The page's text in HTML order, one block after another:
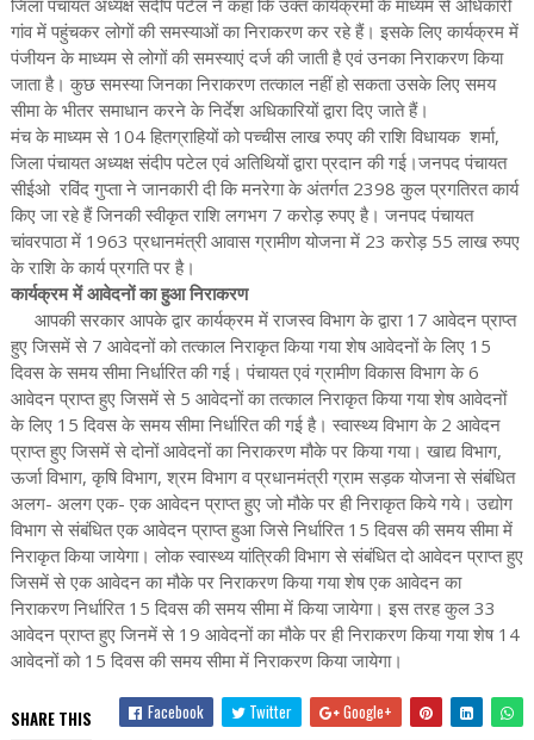
गांव में पहुंचकर लोगों की समस्याओं का निराकरण कर रहे हैं। इसके लिए कार्यक्रम में
पंजीयन के माध्यम से लोगों की समस्याएं दर्ज की जाती है एवं उनका निराकरण किया
जाता है। कुछ समस्या जिनका निराकरण तत्काल नहीं हो सकता उसके लिए समय
सीमा के भीतर समाधान करने के निर्देश अधिकारियों द्वारा दिए जाते हैं।
मंच के माध्यम से 104 हितग्राहियों को पच्चीस लाख रुपए की राशि विधायक शर्मा,
जिला पंचायत अध्यक्ष संदीप पटेल एवं अतिथियों द्वारा प्रदान की गई।जनपद पंचायत
सीईओ रविंद गुप्ता ने जानकारी दी कि मनरेगा के अंतर्गत 2398 कुल प्रगतिरत कार्य
किए जा रहे हैं जिनकी स्वीकृत राशि लगभग 7 करोड़ रुपए है। जनपद पंचायत
चांवरपाठा में 1963 प्रधानमंत्री आवास ग्रामीण योजना में 23 करोड़ 55 लाख रुपए
के राशि के कार्य प्रगति पर है।
कार्यक्रम में आवेदनों का हुआ निराकरण
आपकी सरकार आपके द्वार कार्यक्रम में राजस्व विभाग के द्वारा 17 आवेदन प्राप्त
हुए जिसमें से 7 आवेदनों को तत्काल निराकृत किया गया शेष आवेदनों के लिए 15
दिवस के समय सीमा निर्धारित की गई। पंचायत एवं ग्रामीण विकास विभाग के 6
आवेदन प्राप्त हुए जिसमें से 5 आवेदनों का तत्काल निराकृत किया गया शेष आवेदनों
के लिए 15 दिवस के समय सीमा निर्धारित की गई है। स्वास्थ्य विभाग के 2 आवेदन
प्राप्त हुए जिसमें से दोनों आवेदनों का निराकरण मौके पर किया गया। खाद्य विभाग,
ऊर्जा विभाग, कृषि विभाग, श्रम विभाग व प्रधानमंत्री ग्राम सड़क योजना से संबंधित
अलग- अलग एक- एक आवेदन प्राप्त हुए जो मौके पर ही निराकृत किये गये। उद्योग
विभाग से संबंधित एक आवेदन प्राप्त हुआ जिसे निर्धारित 15 दिवस की समय सीमा में
निराकृत किया जायेगा। लोक स्वास्थ्य यांत्रिकी विभाग से संबंधित दो आवेदन प्राप्त हुए
जिसमें से एक आवेदन का मौके पर निराकरण किया गया शेष एक आवेदन का
निराकरण निर्धारित 15 दिवस की समय सीमा में किया जायेगा। इस तरह कुल 33
आवेदन प्राप्त हुए जिनमें से 19 आवेदनों का मौके पर ही निराकरण किया गया शेष 14
आवेदनों को 15 दिवस की समय सीमा में निराकरण किया जायेगा।
SHARE THIS Facebook Twitter Google+